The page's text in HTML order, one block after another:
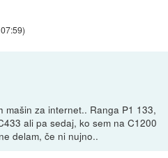
)
mašin za internet.. Ranga P1 133,
ali pa sedaj, ko sem na C1200
delam, če ni nujno..